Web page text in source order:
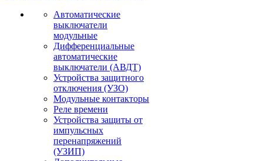
Автоматические
выключатели
модульные
Дифференциальные
автоматические
выключатели (АВДТ)
Устройства защитного
отключения (УЗО)
Модульные контакторы
Реле времени
Устройства защиты от
импульсных
перенапряжений
(УЗИП)